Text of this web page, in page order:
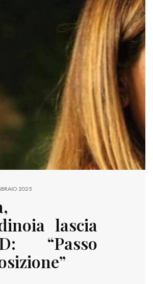
2025
lascia
“Passo